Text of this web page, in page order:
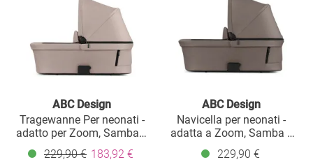
ABC Design
Tragewanne Per neonati -
adatto per Zoom, Samba e
Salsa Run - Camel
229,90 € 183,92 €
ABC Design
Navicella per neonati -
adatta a Zoom, Samba e
Salsa Run - Pure - Nature
229,90 €